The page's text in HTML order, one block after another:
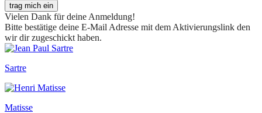
trag mich ein
Vielen Dank für deine Anmeldung!
Bitte bestätige deine E-Mail Adresse mit dem Aktivierungslink den
wir dir zugeschickt haben.
Sartre
Matisse